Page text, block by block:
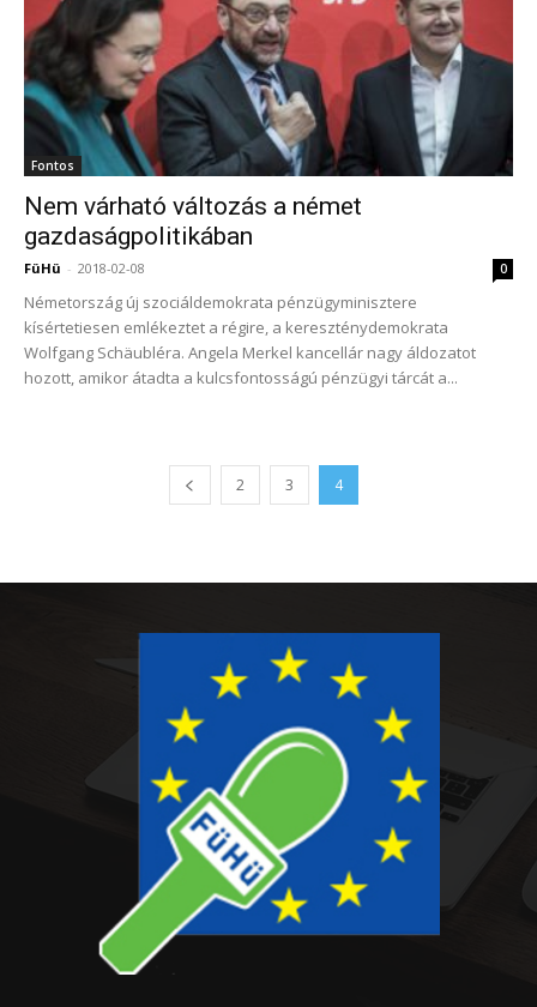
Fontos
Nem várható változás a német
gazdaságpolitikában
FüHü - 2018-02-08 0
Németország új szociáldemokrata pénzügyminisztere
kísértetiesen emlékeztet a régire, a kereszténydemokrata
Wolfgang Schäubléra. Angela Merkel kancellár nagy áldozatot
hozott, amikor átadta a kulcsfontosságú pénzügyi tárcát a...
2 3 4